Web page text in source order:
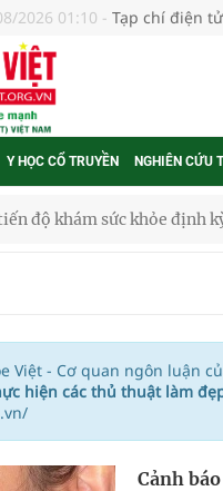
2026 01:10 - Tạp chí điện
Y HỌC CỔ TRUYỀN NGHIÊN CỨU
độ khám sức khỏe định
chất lượng y tế
việc học bắt đầu từ trải
kinh doanh dược liệu
Việt - Cơ quan ngôn luận
hiện các thủ thuật làm
Cảnh